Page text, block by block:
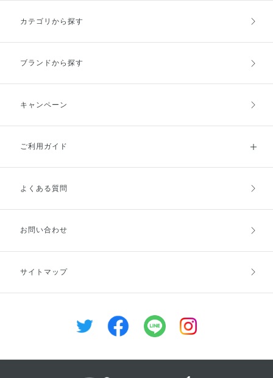
カテゴリから探す
ブランドから探す
キャンペーン
ご利用ガイド
ご利用ガイドトップ
お支払方法
キャンセル・返品・交換
よくある質問
お問い合わせ
サイトマップ